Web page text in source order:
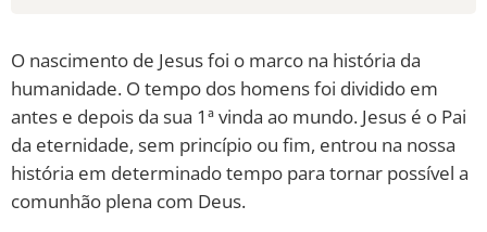
O nascimento de Jesus foi o marco na história da
humanidade. O tempo dos homens foi dividido em
antes e depois da sua 1ª vinda ao mundo. Jesus é o Pai
da eternidade, sem princípio ou fim, entrou na nossa
história em determinado tempo para tornar possível a
comunhão plena com Deus.